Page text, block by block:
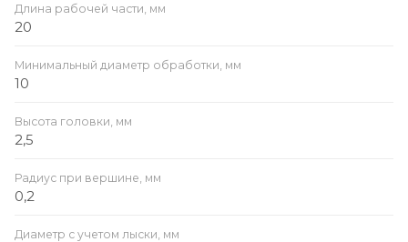
Длина рабочей части, мм
20
Минимальный диаметр обработки, мм
10
Высота головки, мм
2,5
Радиус при вершине, мм
0,2
Диаметр с учетом лыски, мм